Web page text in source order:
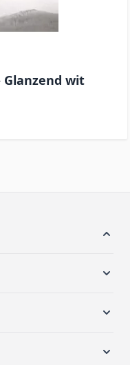
Glanzend wit